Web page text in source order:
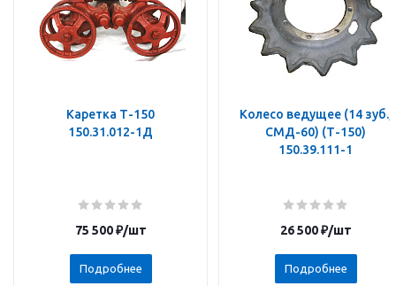
Каретка Т-150
150.31.012-1Д
75 500₽/шт
Подробнее
Колесо ведущее (14 зуб.,
СМД-60) (Т-150)
150.39.111-1
26 500₽/шт
Подробнее